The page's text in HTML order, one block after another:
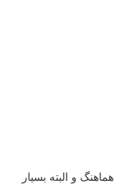
و البته بسیار